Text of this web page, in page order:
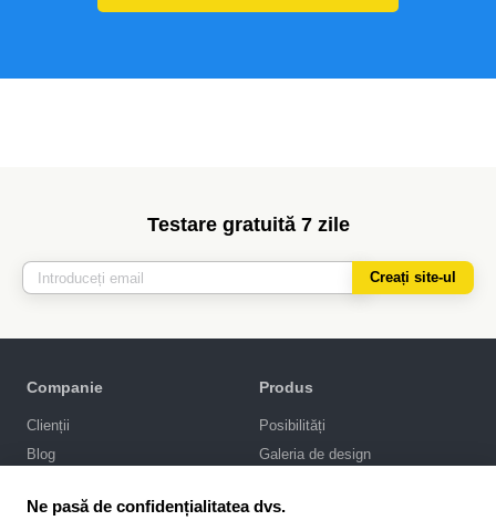
Testare gratuită 7 zile
Creați site-ul
Companie
Clienții
Blog
Produs
Posibilități
Galeria de design
Integrări
Ne pasă de confidențialitatea dvs.